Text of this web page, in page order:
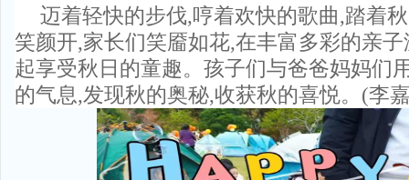
迈着轻快的步伐,哼着欢快的歌曲,踏着
笑颜开,家长们笑靥如花,在丰富多彩的亲
起享受秋日的童趣。孩子们与爸爸妈妈们
的气息,发现秋的奥秘,收获秋的喜悦。(李